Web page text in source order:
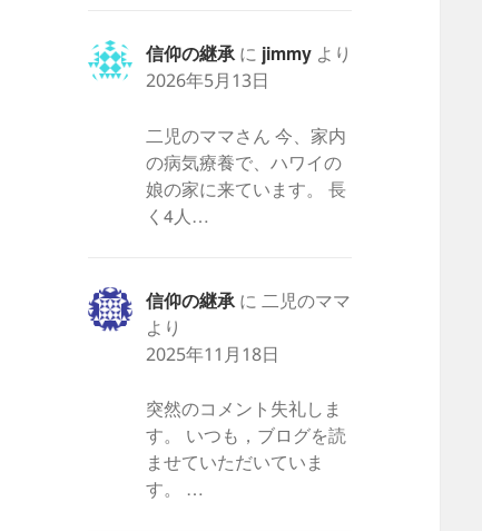
信仰の継承に jimmy より
2026年5月13日
二児のママさん 今、家内
の病気療養で、ハワイの
娘の家に来ています。 長
く4人…
信仰の継承に二児のママ
より
2025年11月18日
突然のコメント失礼しま
す。 いつも，ブログを読
ませていただいていま
す。 …